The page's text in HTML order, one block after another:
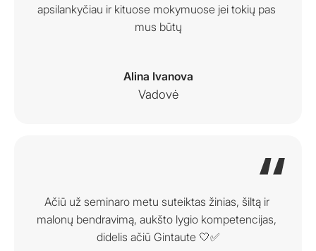
apsilankyčiau ir kituose mokymuose jei tokių pas
mus būtų
Alina Ivanova
Vadovė
Ačiū už seminaro metu suteiktas žinias, šiltą ir
malonų bendravimą, aukšto lygio kompetencijas,
didelis ačiū Gintaute 🤍✅